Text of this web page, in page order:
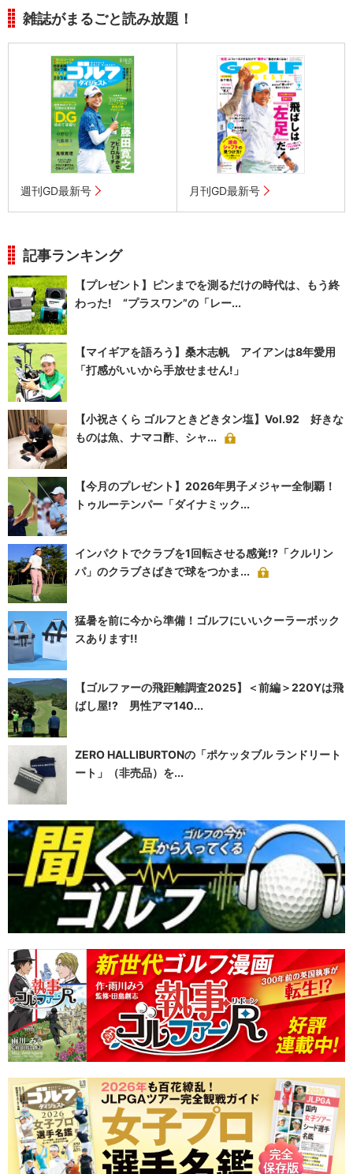
雑誌がまるごと読み放題！
週刊GD最新号 月刊GD最新号
記事ランキング
【プレゼント】ピンまでを測るだけの時代は、もう終
わった! “プラスワン”の「レー...
【マイギアを語ろう】桑木志帆 アイアンは8年愛用
「打感がいいから手放せません!」
【小祝さくら ゴルフときどきタン塩】Vol.92 好きな
ものは魚、ナマコ酢、シャ...
【今月のプレゼント】2026年男子メジャー全制覇！
トゥルーテンパー「ダイナミック...
インパクトでクラブを1回転させる感覚!?「クルリン
パ」のクラブさばきで球をつかま...
猛暑を前に今から準備！ゴルフにいいクーラーボック
スあります!!
【ゴルファーの飛距離調査2025】＜前編＞220Yは飛
ばし屋!? 男性アマ140...
ZERO HALLIBURTONの「ポケッタブル ランドリート
ート」（非売品）を...